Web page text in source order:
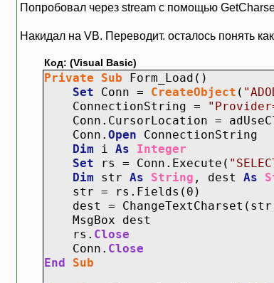
Попробовал через stream с помощью
Накидал на VB. Переводит. осталось понять
Код: (Visual Basic)
Private Sub Form_Load()
Set Conn = CreateObject (
ConnectionString =
Conn.CursorLocation =
Conn. Open ConnectionString
Dim i As
Integer
Set rs = Conn.Execute(
Dim str As String , dest As
str = rs.Fields(0)
dest =
MsgBox dest
rs. Close
Conn. Close
End
Sub